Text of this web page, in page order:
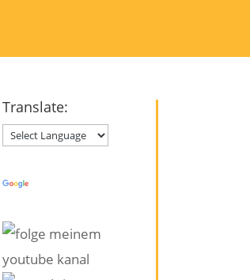
Translate: